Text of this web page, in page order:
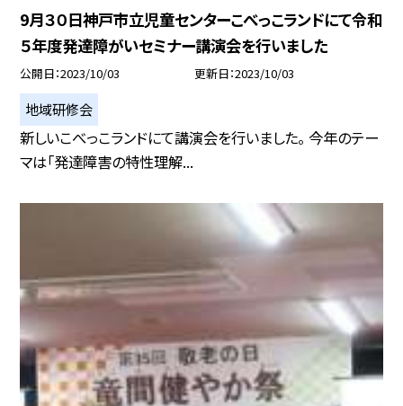
9月３０日神戸市立児童センターこべっこランドにて令和
５年度発達障がいセミナー講演会を行いました
公開日 2023/10/03 更新日 2023/10/03
地域研修会
新しいこべっこランドにて講演会を行いました。 今年のテー
マは「発達障害の特性理解...